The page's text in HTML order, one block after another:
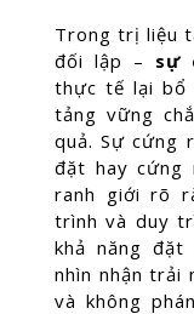
Trong trị liệu
đối lập – sự
thực tế lại bổ
tảng vững
quả. Sự cứng
đặt hay cứng
ranh giới rõ
trình và duy
khả năng
nhìn nhận trải
và không